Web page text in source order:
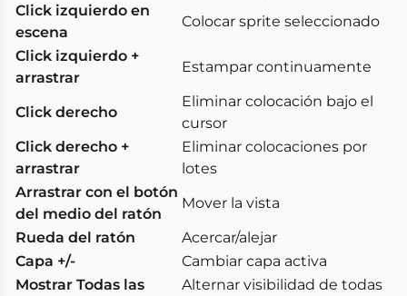
Click izquierdo en
escena
Colocar sprite seleccionado
Click izquierdo +
arrastrar
Estampar continuamente
Click derecho
Eliminar colocación bajo el
cursor
Click derecho +
arrastrar
Eliminar colocaciones por
lotes
Arrastrar con el botón
del medio del ratón
Mover la vista
Rueda del ratón
Acercar/alejar
Capa +/-
Cambiar capa activa
Mostrar Todas las
Alternar visibilidad de todas